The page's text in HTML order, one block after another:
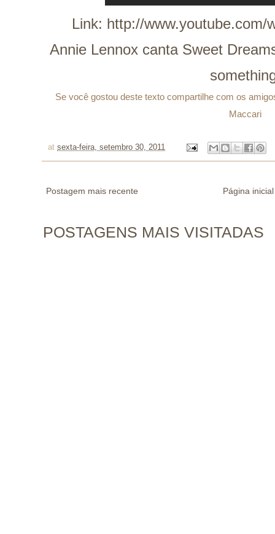
Link: http://www.youtube.com/
Annie Lennox canta Sweet
Se você gostou deste texto compartilhe com os
Maccari
at sexta-feira, setembro 30, 2011
Postagem mais recente Página inicial
POSTAGENS MAIS VISITADAS